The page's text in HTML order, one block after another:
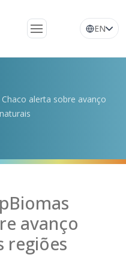
Plataforma
Notícias
EN
alerta sobre avanço
avanço
regiões